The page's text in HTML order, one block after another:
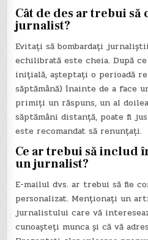
Cât de des ar trebui să
jurnalist?
Evitați să bombardați
echilibrată este cheia. După
inițială, așteptați o perioadă
săptămână) înainte de a face
primiți un răspuns, un al
săptămâni distanță, poate fi
este recomandat să renunțați.
Ce ar trebui să includ
un jurnalist?
E-mailul dvs. ar trebui să fie
personalizat. Menționați un
jurnalistului care vă
cunoașteți munca și că vă